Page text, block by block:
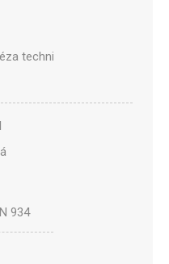
technická SA-2M válcová
934